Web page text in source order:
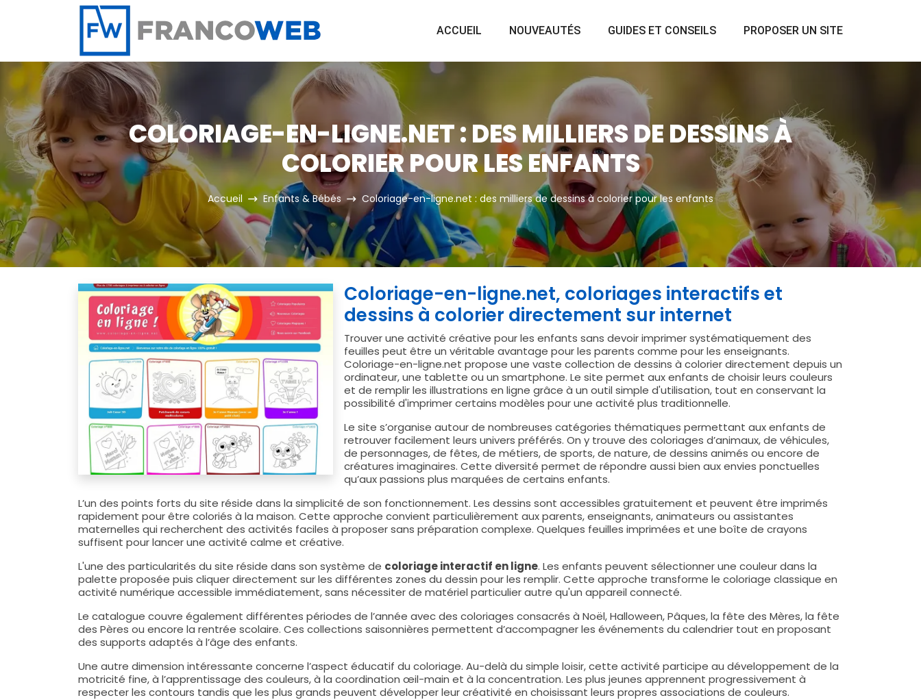
Panneau de gestion des cookies
ACCUEIL NOUVEAUTÉS GUIDES ET CONSEILS PROPOSER UN SITE
COLORIAGE-EN-LIGNE.NET : DES MILLIERS DE DESSINS À
COLORIER POUR LES ENFANTS
Accueil Enfants & Bébés Coloriage-en-ligne.net : des milliers de dessins à colorier pour les enfants
Coloriage-en-ligne.net, coloriages interactifs et
dessins à colorier directement sur internet
Trouver une activité créative pour les enfants sans devoir imprimer systématiquement des
feuilles peut être un véritable avantage pour les parents comme pour les enseignants.
Coloriage-en-ligne.net propose une vaste collection de dessins à colorier directement depuis un
ordinateur, une tablette ou un smartphone. Le site permet aux enfants de choisir leurs couleurs
et de remplir les illustrations en ligne grâce à un outil simple d'utilisation, tout en conservant la
possibilité d'imprimer certains modèles pour une activité plus traditionnelle.
Le site s’organise autour de nombreuses catégories thématiques permettant aux enfants de
retrouver facilement leurs univers préférés. On y trouve des coloriages d’animaux, de véhicules,
de personnages, de fêtes, de métiers, de sports, de nature, de dessins animés ou encore de
créatures imaginaires. Cette diversité permet de répondre aussi bien aux envies ponctuelles
qu’aux passions plus marquées de certains enfants.
L’un des points forts du site réside dans la simplicité de son fonctionnement. Les dessins sont accessibles gratuitement et peuvent être imprimés
rapidement pour être coloriés à la maison. Cette approche convient particulièrement aux parents, enseignants, animateurs ou assistantes
maternelles qui recherchent des activités faciles à proposer sans préparation complexe. Quelques feuilles imprimées et une boîte de crayons
suffisent pour lancer une activité calme et créative.
L'une des particularités du site réside dans son système de coloriage interactif en ligne. Les enfants peuvent sélectionner une couleur dans la
palette proposée puis cliquer directement sur les différentes zones du dessin pour les remplir. Cette approche transforme le coloriage classique en
activité numérique accessible immédiatement, sans nécessiter de matériel particulier autre qu'un appareil connecté.
Le catalogue couvre également différentes périodes de l’année avec des coloriages consacrés à Noël, Halloween, Pâques, la fête des Mères, la fête
des Pères ou encore la rentrée scolaire. Ces collections saisonnières permettent d’accompagner les événements du calendrier tout en proposant
des supports adaptés à l’âge des enfants.
Une autre dimension intéressante concerne l’aspect éducatif du coloriage. Au-delà du simple loisir, cette activité participe au développement de la
motricité fine, à l’apprentissage des couleurs, à la coordination œil-main et à la concentration. Les plus jeunes apprennent progressivement à
respecter les contours tandis que les plus grands peuvent développer leur créativité en choisissant leurs propres associations de couleurs.